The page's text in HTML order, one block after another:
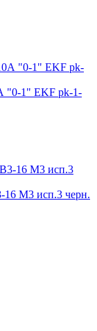
"0-1" EKF pk-1-
16 М3 исп.3 черн.